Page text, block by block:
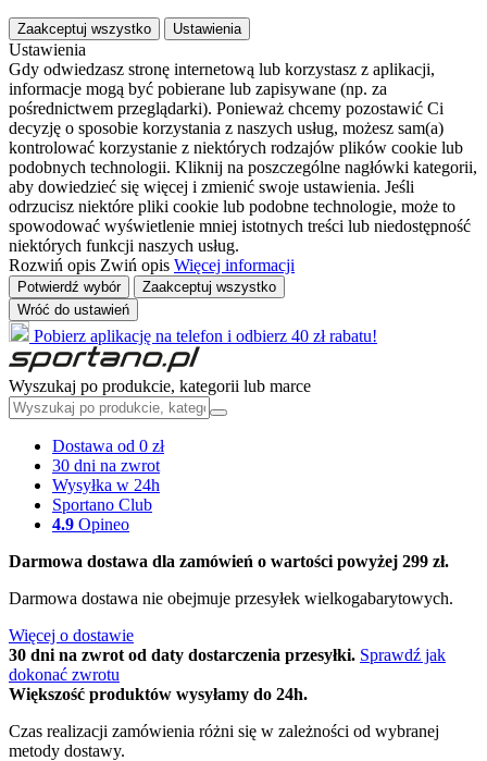
Zaakceptuj wszystko Ustawienia
Ustawienia
Gdy odwiedzasz stronę internetową lub korzystasz z aplikacji,
informacje mogą być pobierane lub zapisywane (np. za
pośrednictwem przeglądarki). Ponieważ chcemy pozostawić Ci
decyzję o sposobie korzystania z naszych usług, możesz sam(a)
kontrolować korzystanie z niektórych rodzajów plików cookie lub
podobnych technologii. Kliknij na poszczególne nagłówki kategorii,
aby dowiedzieć się więcej i zmienić swoje ustawienia. Jeśli
odrzucisz niektóre pliki cookie lub podobne technologie, może to
spowodować wyświetlenie mniej istotnych treści lub niedostępność
niektórych funkcji naszych usług.
Rozwiń opis Zwiń opis Więcej informacji
Potwierdź wybór
Zaakceptuj wszystko
Wróć do ustawień
Pobierz aplikację na telefon i odbierz 40 zł rabatu!
Wyszukaj po produkcie, kategorii lub marce
Dostawa od 0 zł
30 dni na zwrot
Wysyłka w 24h
Sportano Club
4.9 Opineo
Darmowa dostawa dla zamówień o wartości powyżej 299 zł.
Darmowa dostawa nie obejmuje przesyłek wielkogabarytowych.
Więcej o dostawie
30 dni na zwrot od daty dostarczenia przesyłki. Sprawdź jak
dokonać zwrotu
Większość produktów wysyłamy do 24h.
Czas realizacji zamówienia różni się w zależności od wybranej
metody dostawy.